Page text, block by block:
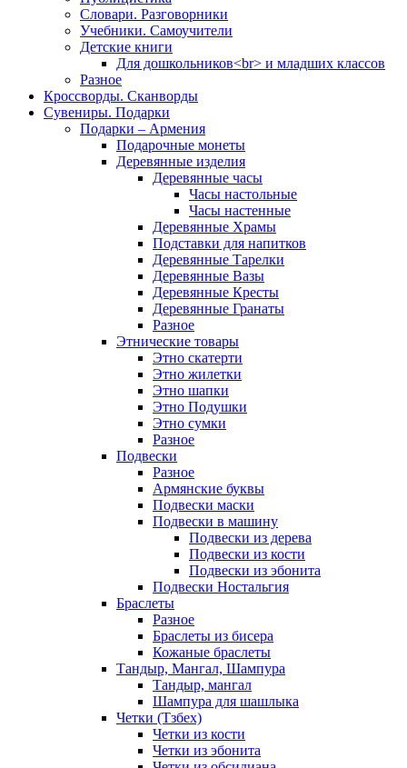
Словари. Разговорники
Учебники. Самоучители
Детские книги
Для дошкольников<br> и младших классов
Разное
Кроссворды. Сканворды
Сувениры. Подарки
Подарки – Армения
Подарочные монеты
Деревянные изделия
Деревянные часы
Часы настольные
Часы настенные
Деревянные Храмы
Подставки для напитков
Деревянные Тарелки
Деревянные Вазы
Деревянные Кресты
Деревянные Гранаты
Разное
Этнические товары
Этно скатерти
Этно жилетки
Этно шапки
Этно Подушки
Этно сумки
Разное
Подвески
Разное
Армянские буквы
Подвески маски
Подвески в машину
Подвески из дерева
Подвески из кости
Подвески из эбонита
Подвески Ностальгия
Браслеты
Разное
Браслеты из бисера
Кожаные браслеты
Тандыр, Мангал, Шампура
Тандыр, мангал
Шампура для шашлыка
Четки (Тзбех)
Четки из кости
Четки из эбонита